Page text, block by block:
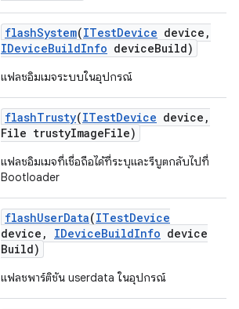
flashSystem(ITestDevice device ,
IDeviceBuildInfo deviceBuild)
แฟลชอิมเมจระบบในอุปกรณ์
flashTrusty(ITestDevice device ,
File trustyImageFile)
แฟลชอิมเมจที่เชื่อถือได้ที่ระบุและรีบูตกลับไปที่
Bootloader
flashUserData(ITestDevice
device , IDeviceBuildInfo device
Build)
แฟลชพาร์ติชัน userdata ในอุปกรณ์